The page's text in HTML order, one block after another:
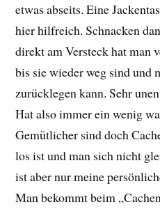
etwas abseits. Eine
hier hilfreich. Schnacken
direkt am Versteck hat man
bis sie wieder weg sind und
zurücklegen kann. Sehr
Hat also immer ein wenig
Gemütlicher sind doch
los ist und man sich nicht
ist aber nur meine
Man bekommt beim